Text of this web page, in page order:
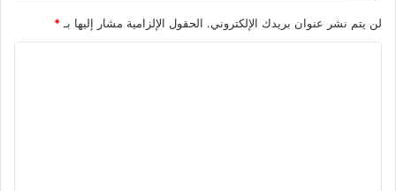
لن يتم نشر عنوان بريدك الإلكتروني. الحقول الإلزامية مشار إليها بـ *